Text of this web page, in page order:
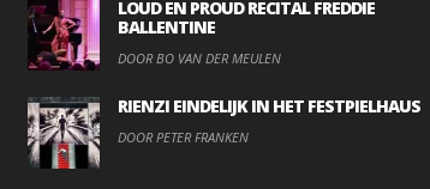
LOUD EN PROUD RECITAL FREDDIE
BALLENTINE
DOOR BO VAN DER MEULEN
RIENZI EINDELIJK IN HET FESTPIELHAUS
DOOR PETER FRANKEN